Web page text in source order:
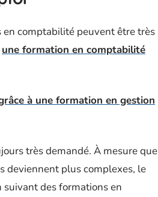
en comptabilité peuvent être très
une formation en comptabilité
à une formation en gestion
très demandé. À mesure que
deviennent plus complexes, le
suivant des formations en